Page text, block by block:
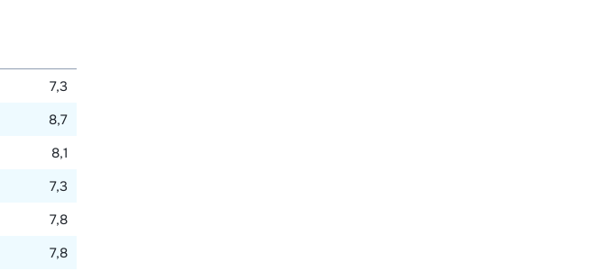
7,3
8,7
8,1
7,3
7,8
7,8